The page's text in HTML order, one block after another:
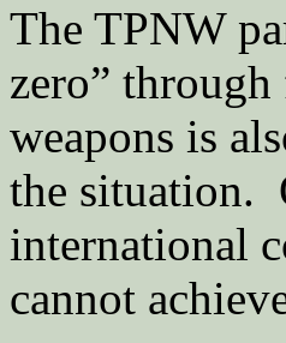
The TPNW
zero”
weapons is
the situation.
international
cannot